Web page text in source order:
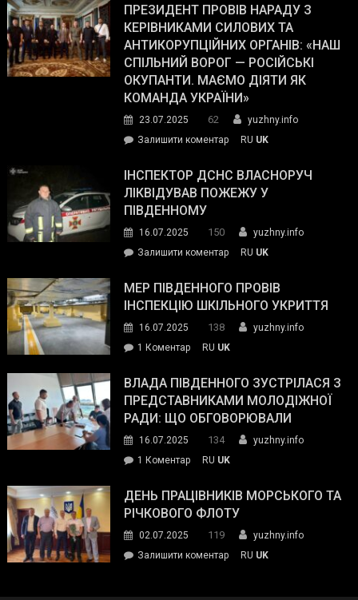
Street
Journal.
Південному
працівникам
ОПЗ
з
матеріального
резерву
гуманітарну
допомогу
ПРЕЗИДЕНТ ПРОВІВ НАРАДУ З
КЕРІВНИКАМИ СИЛОВИХ ТА
АНТИКОРУПЦІЙНИХ ОРГАНІВ: «НАШ
СПІЛЬНИЙ ВОРОГ — РОСІЙСЬКІ
ОКУПАНТИ. МАЄМО ДІЯТИ ЯК
КОМАНДА УКРАЇНИ»
23.07.2025 62
yuzhny.info
Залишити коментарon
провів
нараду
силових
та
органів:
«Наш
спільний
окупанти.
Маємо
діяти
команда
RU UK
ІНСПЕКТОР ДСНС ВЛАСНОРУЧ
ЛІКВІДУВАВ ПОЖЕЖУ У
ПІВДЕННОМУ
16.07.2025 150
yuzhny.info
Залишити коментарon
ДСНС
власноруч
пожежу
у
RU UK
МЕР ПІВДЕННОГО ПРОВІВ
ІНСПЕКЦІЮ ШКІЛЬНОГО УКРИТТЯ
16.07.2025 138
yuzhny.info
1 Коментардо
Південного
провів
інспекцію
укриття
RU UK
ВЛАДА ПІВДЕННОГО ЗУСТРІЛАСЯ З
ПРЕДСТАВНИКАМИ МОЛОДІЖНОЇ
РАДИ: ЩО ОБГОВОРЮВАЛИ
16.07.2025 134
yuzhny.info
1 Коментардо
Південного
зустрілася
представниками
молодіжної
RU UK
ДЕНЬ ПРАЦІВНИКІВ МОРСЬКОГО ТА
РІЧКОВОГО ФЛОТУ
02.07.2025 119
yuzhny.info
Залишити коментарon
RU UK